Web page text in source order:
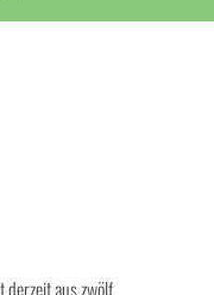
derzeit aus zwölf